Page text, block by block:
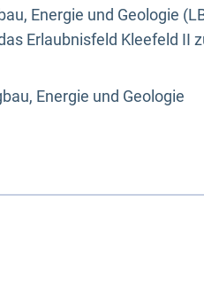
Energie und Geologie
Erlaubnisfeld Kleefeld II
Energie und Geologie